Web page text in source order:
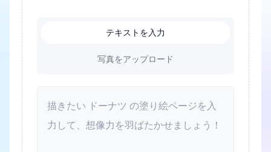
テキストを入力
写真をアップロード